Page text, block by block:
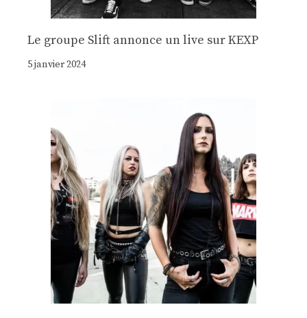
Le groupe Slift annonce un live sur KEXP
5 janvier 2024